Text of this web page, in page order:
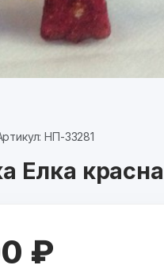
НП-33281
Елка
₽